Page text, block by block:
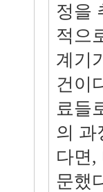
정을
적으
계기
건이
료들
의 과
다면,
문했